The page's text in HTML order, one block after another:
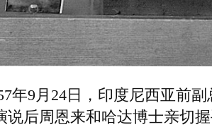
年9月24日，印度尼西亚前
说后周恩来和哈达博士亲切